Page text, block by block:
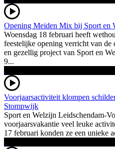
Opening Meiden Mix bij Sport en
Woensdag 18 februari heeft
feestelijke opening verricht van
en gezellig project van Sport en
9...
Voorjaarsactiviteit klompen
Stompwijk
Sport en Welzijn Leidschendam-
voorjaarsvakantie veel leuke
17 februari konden ze een unieke